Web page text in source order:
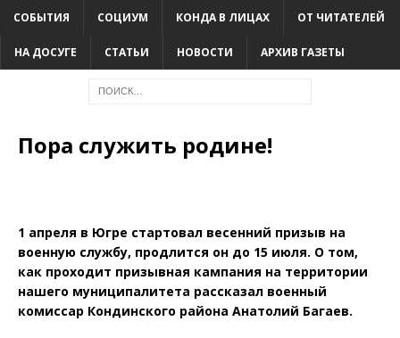
СОБЫТИЯ СОЦИУМ КОНДА В ЛИЦАХ ОТ ЧИТАТЕЛЕЙ
НА ДОСУГЕ СТАТЬИ НОВОСТИ АРХИВ ГАЗЕТЫ
Пора служить родине!
1 апреля в Югре стартовал весенний призыв на
военную службу, продлится он до 15 июля. О том,
как проходит призывная кампания на территории
нашего муниципалитета рассказал военный
комиссар Кондинского района Анатолий Багаев.